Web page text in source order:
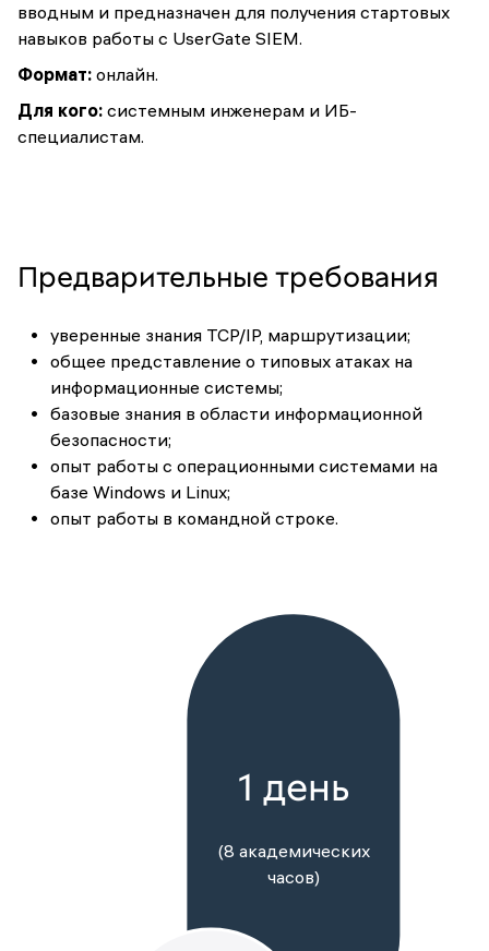
вводным и предназначен для получения стартовых
навыков работы с UserGate SIEM.
Формат: онлайн.
Для кого: системным инженерам и ИБ-
специалистам.
Предварительные требования
уверенные знания TCP/IP, маршрутизации;
общее представление о типовых атаках на
информационные системы;
базовые знания в области информационной
безопасности;
опыт работы с операционными системами на
базе Windows и Linux;
опыт работы в командной строке.
1 день
(8 академических
часов)